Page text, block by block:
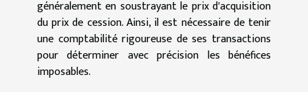
généralement en soustrayant le prix d'acquisition
du prix de cession. Ainsi, il est nécessaire de tenir
une comptabilité rigoureuse de ses transactions
pour déterminer avec précision les bénéfices
imposables.